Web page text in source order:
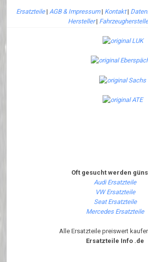
Ersatzteile| AGB & Impressum| Kontakt|
Hersteller|
Oft gesucht werden
Audi Ersatzteile
VW Ersatzteile
Seat Ersatzteile
Mercedes Ersatzteile
Alle Ersatzteile preiswert
Ersatzteile Info .de